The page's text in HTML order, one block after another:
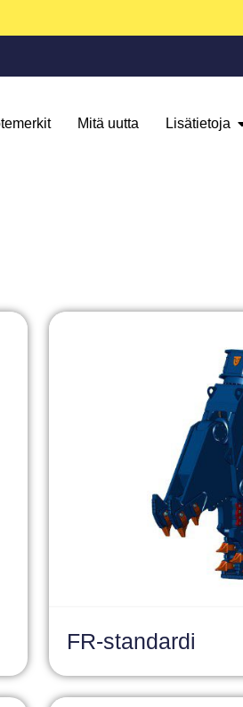
Mitä uutta Lisätietoja
FR-standardi